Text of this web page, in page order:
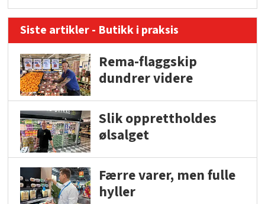
Siste artikler - Butikk i praksis
Rema-flaggskip
dundrer videre
Slik opprettholdes
ølsalget
Færre varer, men fulle
hyller